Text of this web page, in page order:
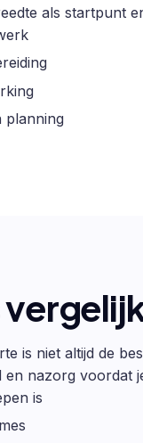
als startpunt
planning
is niet altijd de
en nazorg voordat
is